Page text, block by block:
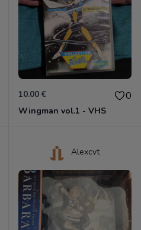
10.00 € 0
Wingman vol.1 - VHS
Alexcvt